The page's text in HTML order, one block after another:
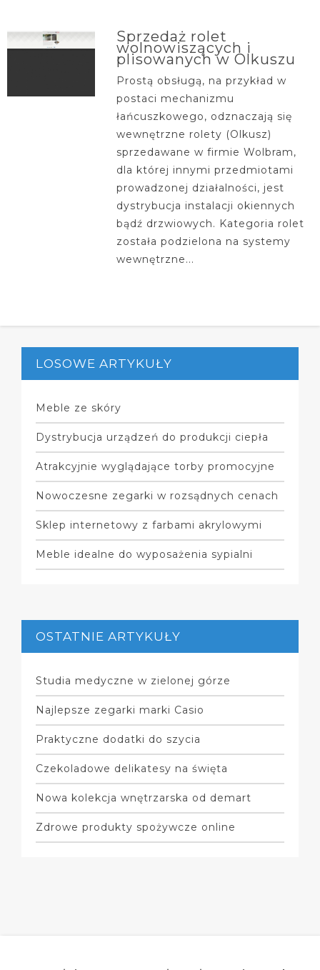
Sprzedaż rolet
wolnowiszących i
plisowanych w Olkuszu
Prostą obsługą, na przykład w
postaci mechanizmu
łańcuszkowego, odznaczają się
wewnętrzne rolety (Olkusz)
sprzedawane w firmie Wolbram,
dla której innymi przedmiotami
prowadzonej działalności, jest
dystrybucja instalacji okiennych
bądź drzwiowych. Kategoria rolet
została podzielona na systemy
wewnętrzne...
LOSOWE ARTYKUŁY
Meble ze skóry
Dystrybucja urządzeń do produkcji ciepła
Atrakcyjnie wyglądające torby promocyjne
Nowoczesne zegarki w rozsądnych cenach
Sklep internetowy z farbami akrylowymi
Meble idealne do wyposażenia sypialni
OSTATNIE ARTYKUŁY
Studia medyczne w zielonej górze
Najlepsze zegarki marki Casio
Praktyczne dodatki do szycia
Czekoladowe delikatesy na święta
Nowa kolekcja wnętrzarska od demart
Zdrowe produkty spożywcze online